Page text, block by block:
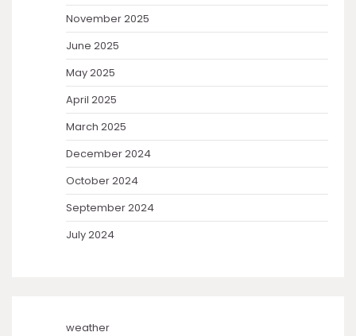
November 2025
June 2025
May 2025
April 2025
March 2025
December 2024
October 2024
September 2024
July 2024
weather